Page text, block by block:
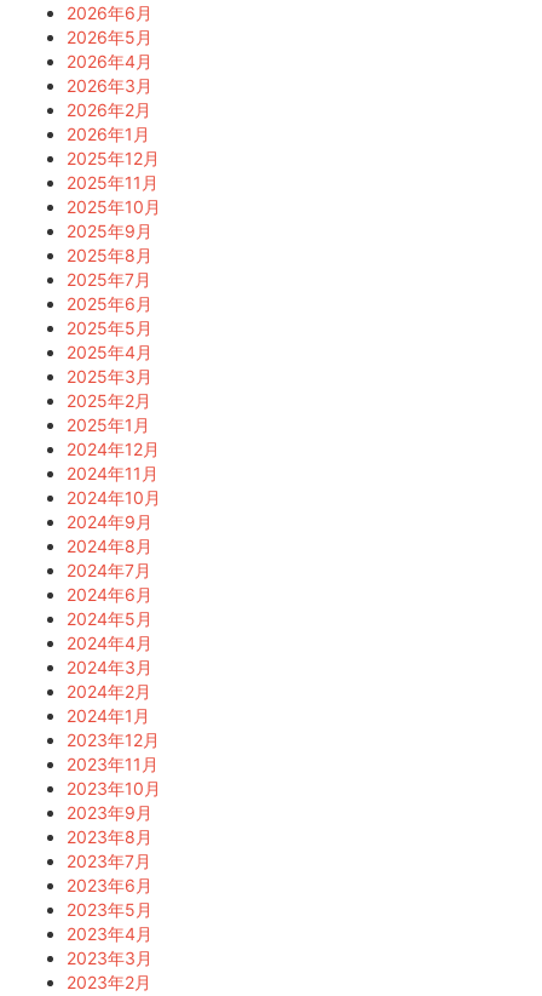
2026年6月
2026年5月
2026年4月
2026年3月
2026年2月
2026年1月
2025年12月
2025年11月
2025年10月
2025年9月
2025年8月
2025年7月
2025年6月
2025年5月
2025年4月
2025年3月
2025年2月
2025年1月
2024年12月
2024年11月
2024年10月
2024年9月
2024年8月
2024年7月
2024年6月
2024年5月
2024年4月
2024年3月
2024年2月
2024年1月
2023年12月
2023年11月
2023年10月
2023年9月
2023年8月
2023年7月
2023年6月
2023年5月
2023年4月
2023年3月
2023年2月